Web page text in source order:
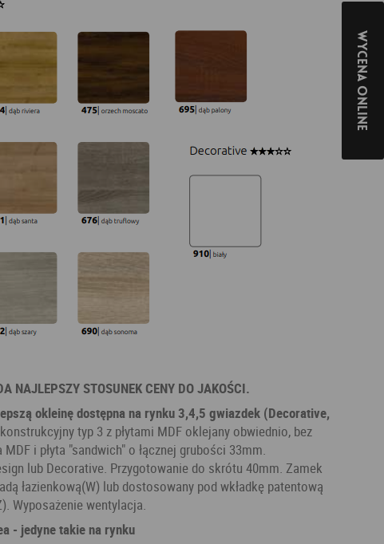
NAJLEPSZY STOSUNEK CENY DO JAKOŚCI.
okleinę dostępna na rynku 3,4,5 gwiazdek (Decorative,
typ 3 z płytami MDF oklejany obwiednio, bez
MDF i płyta "sandwich" o łącznej grubości 33mm.
lub Decorative. Przygotowanie do skrótu 40mm. Zamek
łazienkową(W) lub dostosowany pod wkładkę patentową
Wyposażenie wentylacja.
- jedyne takie na rynku
Wycena online